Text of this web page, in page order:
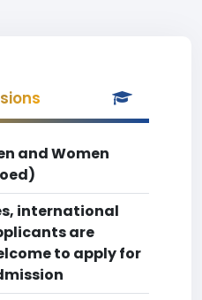
and Women
international
are
to apply for